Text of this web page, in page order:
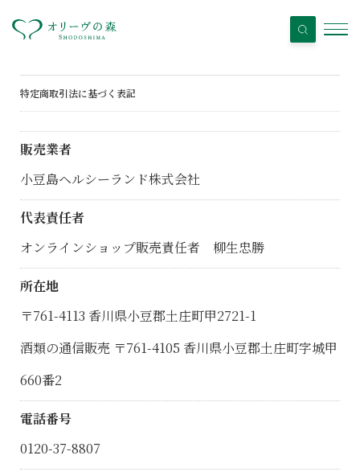
特定商取引法に基づく表記
販売業者
小豆島ヘルシーランド株式会社
代表責任者
オンラインショップ販売責任者 柳生忠勝
所在地
〒761-4113 香川県小豆郡土庄町甲2721-1
酒類の通信販売 〒761-4105 香川県小豆郡土庄町字城甲
660番2
電話番号
0120-37-8807